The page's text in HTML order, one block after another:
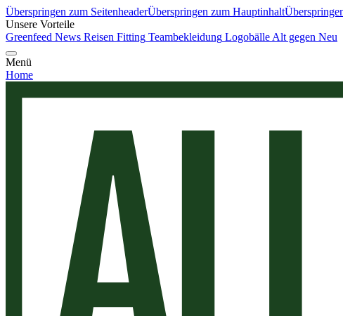
Überspringen zum SeitenheaderÜberspringen zum Hauptinhalt
Unsere Vorteile
Greenfeed News Reisen Fitting Teambekleidung Logobälle Alt gegen Neu
Menü
Home